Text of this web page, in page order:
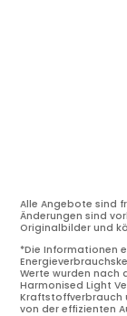
Alle Angebote sind
Änderungen sind
Originalbilder und
*Die Informationen
Werte wurden nach
Harmonised Light
Kraftstoffverbrauch
von der effizienten